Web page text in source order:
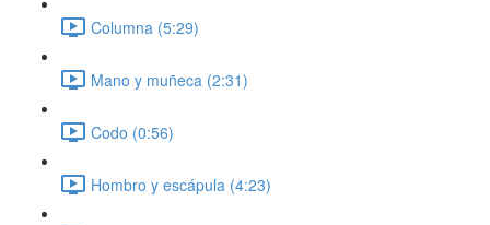
Columna (5:29)
Mano y muñeca (2:31)
Codo (0:56)
Hombro y escápula (4:23)